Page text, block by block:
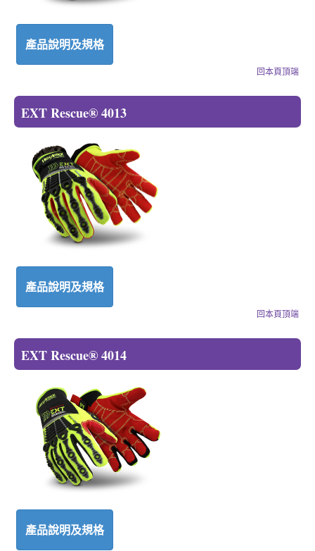
產品說明及規格
回本頁頂端
EXT Rescue® 4013
產品說明及規格
回本頁頂端
EXT Rescue® 4014
產品說明及規格